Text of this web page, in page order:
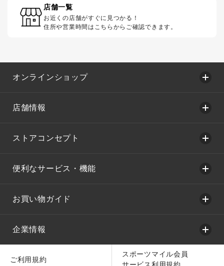
店舗一覧
お近くの店舗がすぐに見つかる！
住所や営業時間はこちらからご確認できます。
オンラインショップ
店舗情報
ストアコンセプト
便利なサービス・機能
お買い物ガイド
企業情報
ご利用規約
スポーツマイル会員